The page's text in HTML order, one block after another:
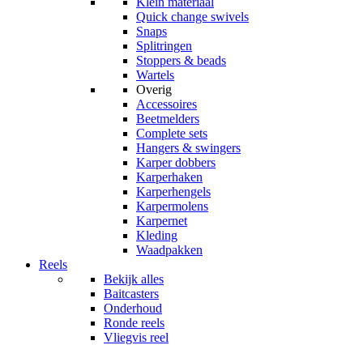
Quick change swivels
Snaps
Splitringen
Stoppers & beads
Wartels
Overig
Accessoires
Beetmelders
Complete sets
Hangers & swingers
Karper dobbers
Karperhaken
Karperhengels
Karpermolens
Karpernet
Kleding
Waadpakken
Reels
Bekijk alles
Baitcasters
Onderhoud
Ronde reels
Vliegvis reel